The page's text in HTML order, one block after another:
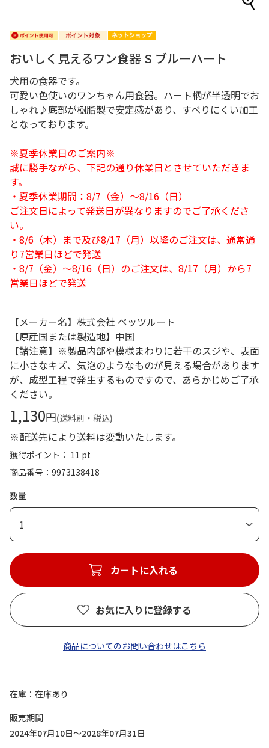
おいしく見えるワン食器 S ブルーハート
犬用の食器です。
可愛い色使いのワンちゃん用食器。ハート柄が半透明でお
しゃれ♪底部が樹脂製で安定感があり、すべりにくい加工
となっております。
※夏季休業日のご案内※
誠に勝手ながら、下記の通り休業日とさせていただきま
す。
・夏季休業期間：8/7（金）～8/16（日）
ご注文日によって発送日が異なりますのでご了承くださ
い。
・8/6（木）まで及び8/17（月）以降のご注文は、通常通
り7営業日ほどで発送
・8/7（金）～8/16（日）のご注文は、8/17（月）から7
営業日ほどで発送
【メーカー名】株式会社 ペッツルート
【原産国または製造地】中国
【諸注意】※製品内部や模様まわりに若干のスジや、表面
に小さなキズ、気泡のようなものが見える場合があります
が、成型工程で発生するものですので、あらかじめご了承
ください。
1,130円(送料別・税込)
※配送先により送料は変動いたします。
獲得ポイント： 11 pt
商品番号
9973138418
数量
1
カートに入れる
お気に入りに登録する
商品についてのお問い合わせはこちら
在庫
在庫あり
販売期間
2024年07月10日～2028年07月31日